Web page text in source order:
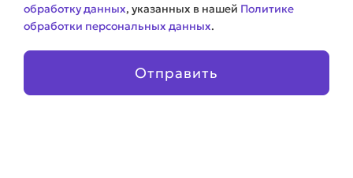
обработку данных, указанных в нашей Политике
обработки персональных данных.
Отправить